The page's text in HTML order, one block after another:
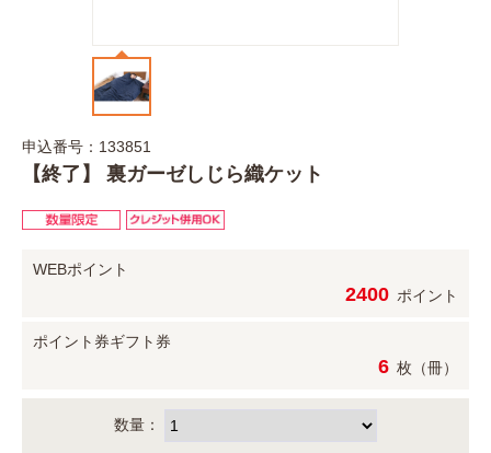
申込番号：133851
【終了】 裏ガーゼしじら織ケット
WEBポイント
2400 ポイント
ポイント券ギフト券
6 枚（冊）
数量：